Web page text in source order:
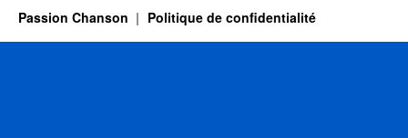
Passion Chanson Politique de confidentialité